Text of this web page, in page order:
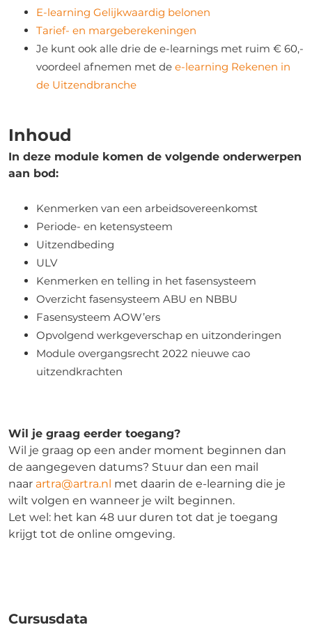
E-learning Gelijkwaardig belonen
Tarief- en margeberekeningen
Je kunt ook alle drie de e-learnings met ruim € 60,-
voordeel afnemen met de e-learning Rekenen in
de Uitzendbranche
Inhoud
In deze module komen de volgende onderwerpen
aan bod:
Kenmerken van een arbeidsovereenkomst
Periode- en ketensysteem
Uitzendbeding
ULV
Kenmerken en telling in het fasensysteem
Overzicht fasensysteem ABU en NBBU
Fasensysteem AOW’ers
Opvolgend werkgeverschap en uitzonderingen
Module overgangsrecht 2022 nieuwe cao
uitzendkrachten
Wil je graag eerder toegang?
Wil je graag op een ander moment beginnen dan
de aangegeven datums? Stuur dan een mail
naar artra@artra.nl met daarin de e-learning die je
wilt volgen en wanneer je wilt beginnen.
Let wel: het kan 48 uur duren tot dat je toegang
krijgt tot de online omgeving.
Cursusdata